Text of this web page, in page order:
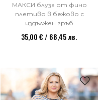
МАКСИ блуза от фино
плетиво в бежово с
издължен гръб
35,00 € / 68,45 лв.